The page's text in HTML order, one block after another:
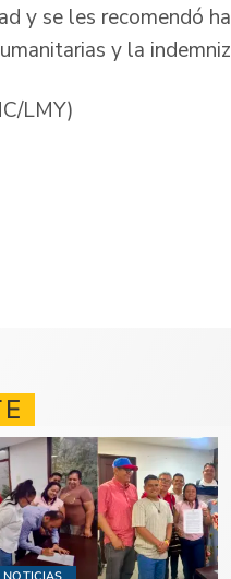
y se les recomendó
y la
LMY)